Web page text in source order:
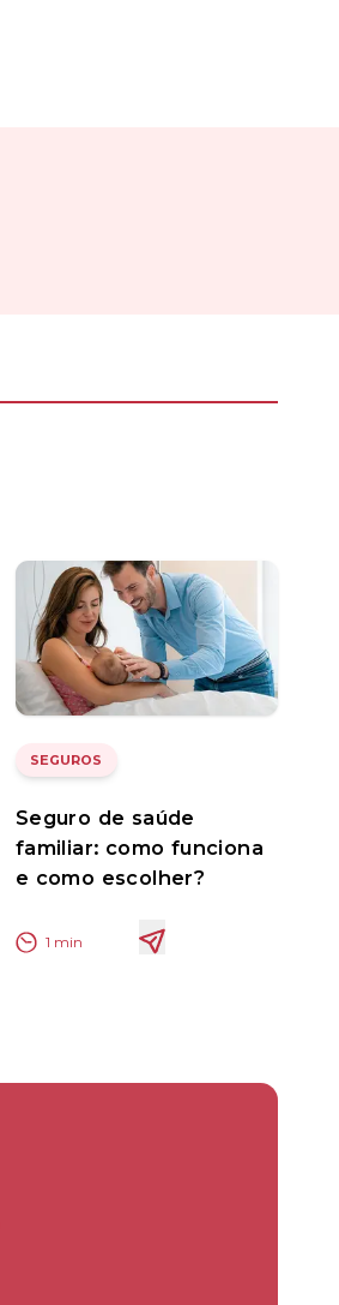
SEGUROS
Seguro de saúde
familiar: como funciona
e como escolher?
1 min